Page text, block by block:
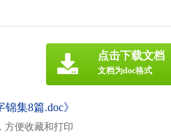
集8篇.doc》
方便收藏和打印
点击下载文档
文档为doc格式